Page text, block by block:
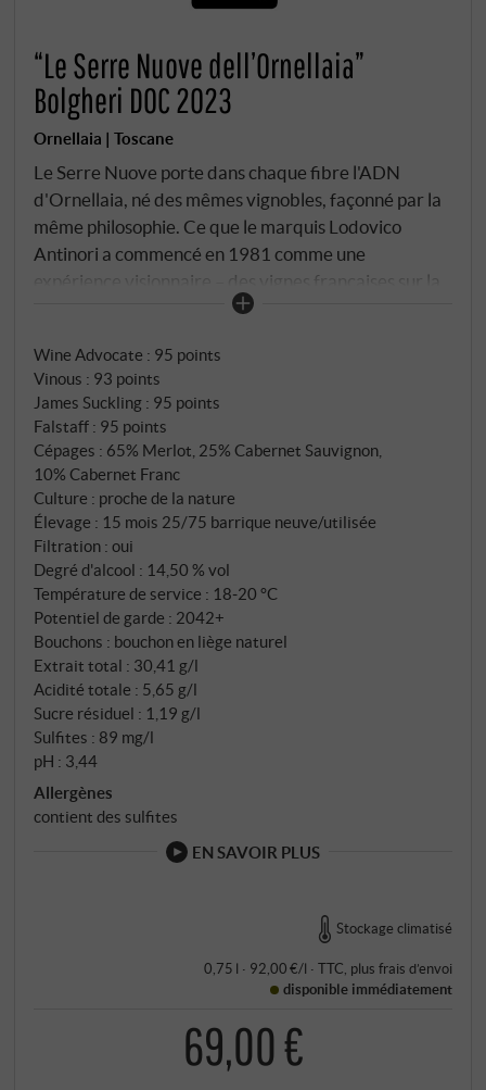
“Le Serre Nuove dell’Ornellaia”
Bolgheri DOC 2023
Ornellaia | Toscane
Le Serre Nuove porte dans chaque fibre l'ADN
d'Ornellaia, né des mêmes vignobles, façonné par la
même philosophie. Ce que le marquis Lodovico
Antinori a commencé en 1981 comme une
expérience visionnaire – des vignes françaises sur la
côte toscane, à quatre kilomètres de la
légende. Le Serre Nuove, le "deuxième vin" de la
maison depuis 1997, est bien plus que son frère
cadet : il est un aperçu et une invitation à la
découverte du style bordelais méditerranéen qui a
rendu Bolgheri célèbre dans le monde entier. Après
un hiver doux et un débourrement précoce, le
millésime 2023 a connu des précipitations
fréquentes pendant la floraison et la nouaison, ce qui
a certes réduit les rendements, mais a permis aux
raisins d'atteindre l'équilibre physiologique parfait
qui caractérise les grands vins. Des conditions
estivales plus fraîches et des pluies d'août précises
ont permis une maturité idéale. La cuvée composée
de 65% de merlot, 25% de cabernet sauvignon et
10% de cabernet franc est vinifiée séparément et
vieillie 15 mois en chêne français – à 25% en fûts
neufs, à 75% en fûts d'un an.
Wine Advocate : 95 points
Vinous : 93 points
James Suckling : 95 points
Falstaff : 95 points
Cépages : 65% Merlot, 25% Cabernet Sauvignon,
10% Cabernet Franc
Culture : proche de la nature
Élevage : 15 mois 25/75 barrique neuve/utilisée
Filtration : oui
Degré d'alcool : 14,50 % vol
Température de service : 18‑20 °C
Potentiel de garde : 2042+
Bouchons : bouchon en liège naturel
Extrait total : 30,41 g/l
Acidité totale : 5,65 g/l
Sucre résiduel : 1,19 g/l
Sulfites : 89 mg/l
pH : 3,44
Allergènes
contient des sulfites
EN SAVOIR PLUS
Stockage climatisé
0,75 l · 92,00 €/l · TTC , plus frais d’envoi
disponible immédiatement
69,00 €